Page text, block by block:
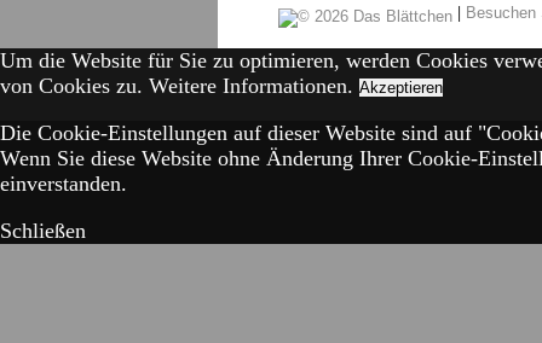
|
Um die Website für Sie zu optimieren, werden Cookies
von Cookies zu. Weitere Informationen. Akzeptieren
Die Cookie-Einstellungen auf dieser Website sind auf
Wenn Sie diese Website ohne Änderung Ihrer Cookie-
einverstanden.
Schließen